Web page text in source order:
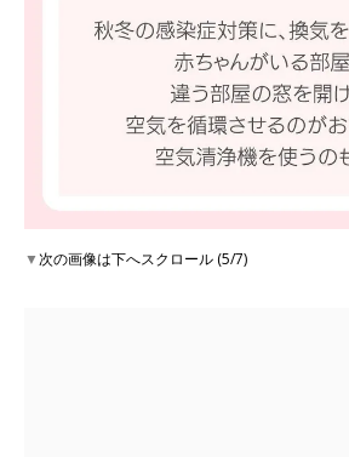
▼次の画像は下へスクロール (5/7)